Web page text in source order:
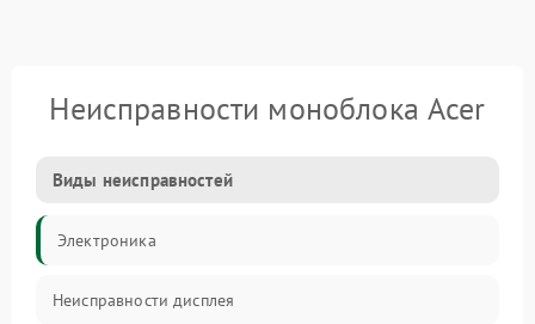
Неисправности моноблока Acer
Виды неисправностей
Электроника
Неисправности дисплея